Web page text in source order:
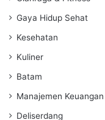
Gaya Hidup Sehat
Kesehatan
Kuliner
Batam
Manajemen Keuangan
Deliserdang